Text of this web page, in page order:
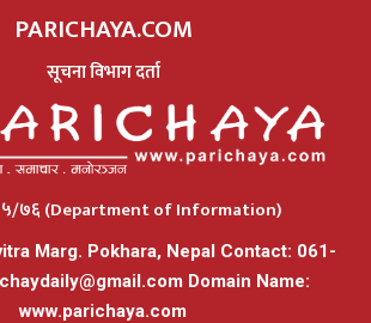
PARICHAYA.COM
सूचना विभाग दर्ता
७६ (Department of Information)
Marg. Pokhara, Nepal Contact: 061-
Domain Name:
www.parichaya.com